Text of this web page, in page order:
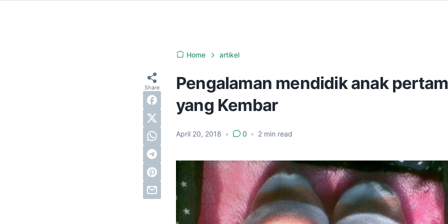
Home artikel
Pengalaman mendidik anak
yang Kembar
April 20, 2018 • 0 • 2 min read